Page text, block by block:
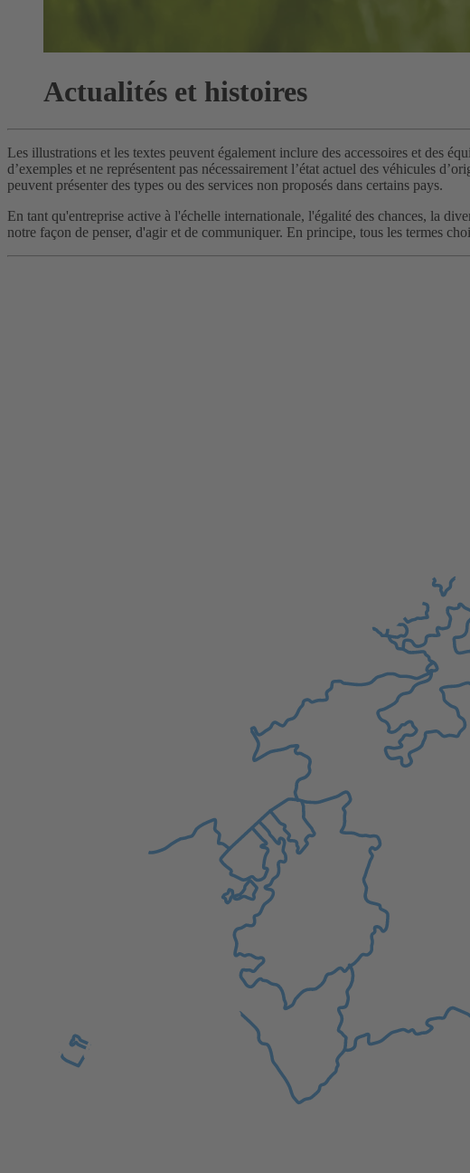
Actualités et histoires
Les illustrations et les textes peuvent également inclure des accessoires et des
d’exemples et ne représentent pas nécessairement l’état actuel des véhicules
peuvent présenter des types ou des services non proposés dans certains pays.
En tant qu'entreprise active à l'échelle internationale, l'égalité des chances, la
notre façon de penser, d'agir et de communiquer. En principe, tous les termes